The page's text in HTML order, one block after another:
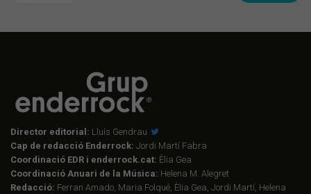
Director editorial: Lluís Gendrau
Cap de redacció Enderrock: Jordi Martí Fabra
Coordinació EDR i enderrock.cat: Èlia Gea
Coordinació Anuari de la Música: Helena M. Alegret
Redacció: Ferran Amado, Maria Folqué, Èlia Gea, Jordi Martí, Helena